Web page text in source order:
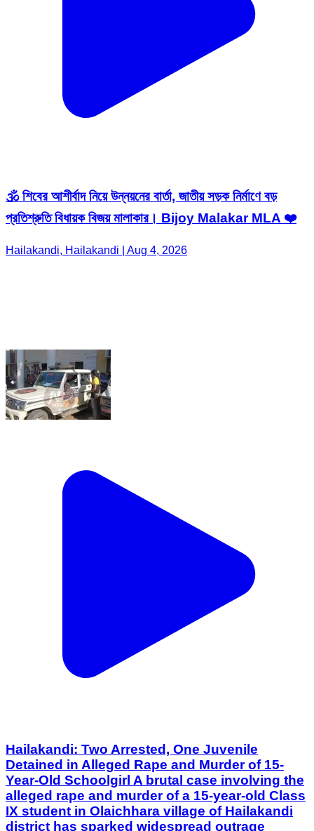
🕉️ শিবের আশীর্বাদ নিয়ে উন্নয়নের বার্তা, জাতীয় সড়ক নির্মাণে বড়
প্রতিশ্রুতি বিধায়ক বিজয় মালাকার। Bijoy Malakar MLA ❤️
Hailakandi, Hailakandi | Aug 4, 2026
Hailakandi: Two Arrested, One Juvenile
district has sparked widespread outrage
across the Barak Valley. Making significant
progress in the investigation, Hailakandi Police
have arrested two accused persons and
detained a juvenile for allegedly being involved
in the crime. According to police, the arrested